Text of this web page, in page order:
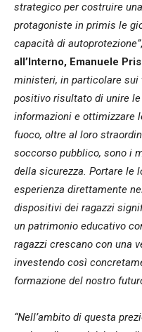
strategico per costruire
protagoniste in primis le
capacità di autoprotezione”
all’Interno, Emanuele
ministeri, in particolare sui
positivo risultato di unire
informazioni e ottimizzare
fuoco, oltre al loro
soccorso pubblico, sono i
della sicurezza. Portare le
esperienza direttamente
dispositivi dei ragazzi
un patrimonio educativo
ragazzi crescano con una
investendo così
formazione del nostro
“Nell’ambito di questa